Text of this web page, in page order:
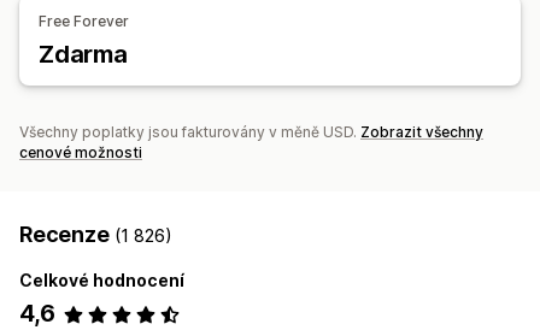
Přehledy pomocí AI
Analytika pokladny
Analýza trychtýřů
Vizuály a výkazy
Dodržování GDPR
Free Forever
Zdarma
Všechny poplatky jsou fakturovány v měně USD. Zobrazit všechny
cenové možnosti
Recenze (1 826)
Celkové hodnocení
4,6